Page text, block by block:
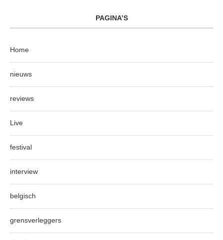
PAGINA’S
Home
nieuws
reviews
Live
festival
interview
belgisch
grensverleggers